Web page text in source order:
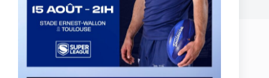
Laisser un commentaire
Votre adresse e-mail ne sera pas publiée. Les champs obligatoires sont